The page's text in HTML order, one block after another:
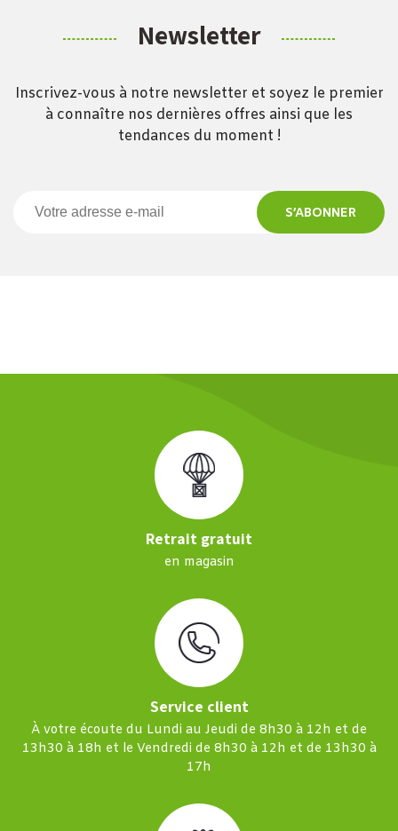
Newsletter
Inscrivez-vous à notre newsletter et soyez le premier
à connaître nos dernières offres ainsi que les
tendances du moment !
S’ABONNER
Retrait gratuit
en magasin
Service client
À votre écoute du Lundi au Jeudi de 8h30 à 12h et de
13h30 à 18h et le Vendredi de 8h30 à 12h et de 13h30 à
17h